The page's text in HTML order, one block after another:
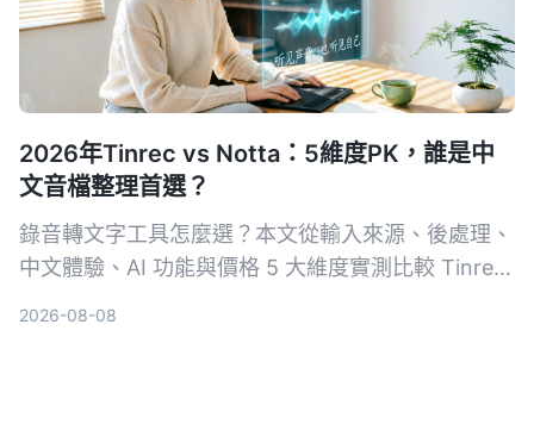
2026年Tinrec vs Notta：5維度PK，誰是中
文音檔整理首選？
錄音轉文字工具怎麼選？本文從輸入來源、後處理、
中文體驗、AI 功能與價格 5 大維度實測比較 Tinrec
2026-08-08